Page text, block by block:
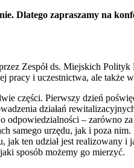
Dlatego zapraszamy na
Zespół ds. Miejskich
pracy i uczestnictwa, ale także
części. Pierwszy dzień
działań
odpowiedzialności – zarówno
samego urzędu, jak i poza
jak ten udział jest realizowany
sposób możemy go mierzyć.